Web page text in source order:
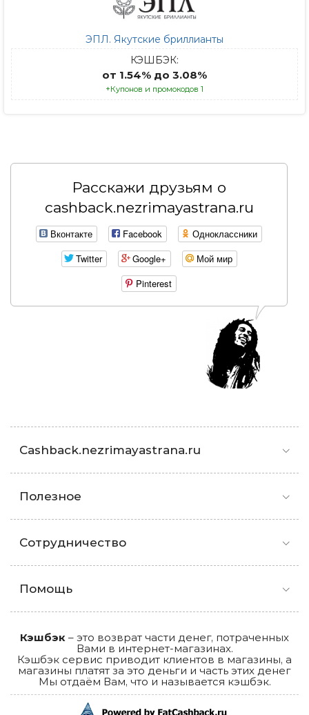
ЭПЛ. Якутские бриллианты
КЭШБЭК:
от 1.54% до 3.08%
+Купонов и промокодов 1
Расскажи друзьям о
cashback.nezrimayastrana.ru
Вконтакте Facebook
Одноклассники
Twitter
Google+
Мой мир
Pinterest
Cashback.nezrimayastrana.ru
Полезное
Сотрудничество
Помощь
Кэшбэк – это возврат части денег, потраченных
Вами в интернет-магазинах.
Кэшбэк сервис приводит клиентов в магазины, а
магазины платят за это деньги и часть этих денег
Мы отдаём Вам, что и называется кэшбэк.